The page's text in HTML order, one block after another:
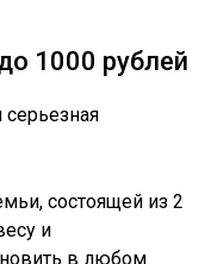
1000 рублей
состоящей из 2
и
в любом